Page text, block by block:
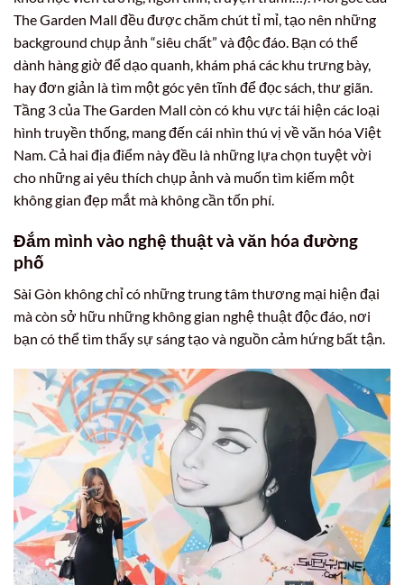
The Garden Mall đều được chăm chút tỉ mỉ, tạo nên những
background chụp ảnh “siêu chất” và độc đáo. Bạn có thể
dành hàng giờ để dạo quanh, khám phá các khu trưng bày,
hay đơn giản là tìm một góc yên tĩnh để đọc sách, thư giãn.
Tầng 3 của The Garden Mall còn có khu vực tái hiện các loại
hình truyền thống, mang đến cái nhìn thú vị về văn hóa Việt
Nam. Cả hai địa điểm này đều là những lựa chọn tuyệt vời
cho những ai yêu thích chụp ảnh và muốn tìm kiếm một
không gian đẹp mắt mà không cần tốn phí.
Đắm mình vào nghệ thuật và văn hóa đường
phố
Sài Gòn không chỉ có những trung tâm thương mại hiện đại
mà còn sở hữu những không gian nghệ thuật độc đáo, nơi
bạn có thể tìm thấy sự sáng tạo và nguồn cảm hứng bất tận.